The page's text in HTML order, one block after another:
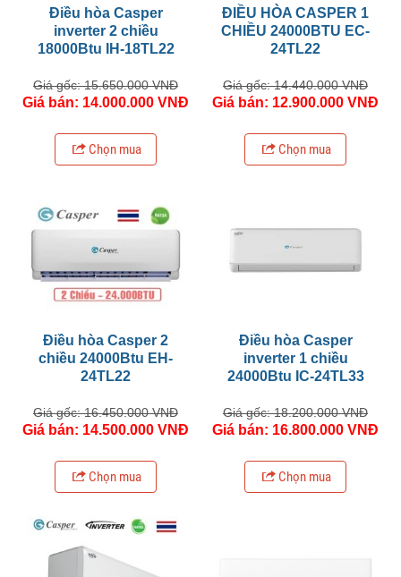
Điều hòa Casper
inverter 2 chiều
18000Btu IH-18TL22
Giá gốc: 15.650.000 VNĐ
Giá bán: 14.000.000 VNĐ
Chọn mua
ĐIỀU HÒA CASPER 1
CHIỀU 24000BTU EC-
24TL22
Giá gốc: 14.440.000 VNĐ
Giá bán: 12.900.000 VNĐ
Chọn mua
Điều hòa Casper 2
chiều 24000Btu EH-
24TL22
Giá gốc: 16.450.000 VNĐ
Giá bán: 14.500.000 VNĐ
Chọn mua
Điều hòa Casper
inverter 1 chiều
24000Btu IC-24TL33
Giá gốc: 18.200.000 VNĐ
Giá bán: 16.800.000 VNĐ
Chọn mua